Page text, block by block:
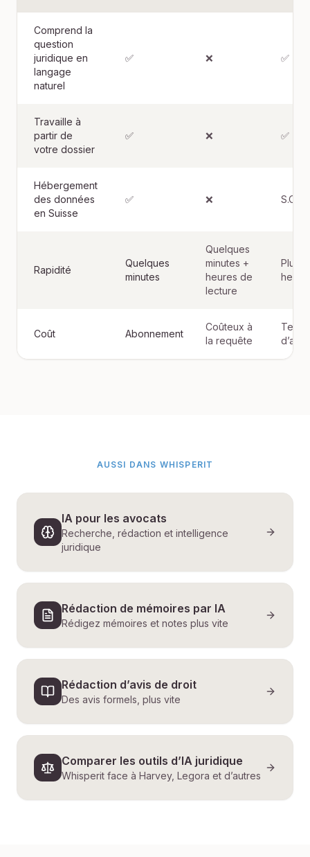
Comprend la
question
juridique en
langage
naturel
✅ ❌ ✅
Travaille à
partir de
votre dossier
✅ ❌ ✅
Hébergement
des données
en Suisse
✅ ❌ S.O.
Rapidité
Quelques
minutes
Quelques
minutes +
heures de
lecture
Coût Abonnement
Coûteux à
la requête
AUSSI DANS WHISPERIT
IA pour les avocats
Recherche, rédaction et intelligence
juridique
Rédaction de mémoires par IA
Rédigez mémoires et notes plus vite
Rédaction d’avis de droit
Des avis formels, plus vite
Comparer les outils d’IA juridique
Whisperit face à Harvey, Legora et d’autres